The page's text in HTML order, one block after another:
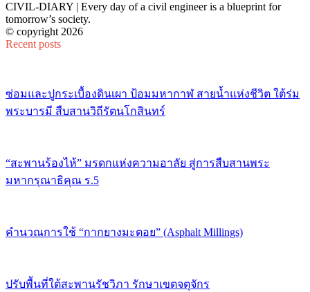
CIVIL-DIARY | Every day of a civil engineer is a blueprint for
tomorrow’s society.
© copyright 2026
Recent posts
ซ่อมและปูกระเบื้องดินเผา ป้อมมหากาฬ สายน้ำแห่งชีวิต ใต้ร่ม
พระบารมี สืบสานวิถีรัตนโกสินทร์
“สะพานร้องไห้” มรดกแห่งความอาลัย สู่การสืบสานพระ
มหากรุณาธิคุณ ร.5
คำนวณการใช้ “กากยางมะตอย” (Asphalt Millings)
ปรับพื้นที่ใต้สะพานรัชวิภา รักษาเขตจตุจักร